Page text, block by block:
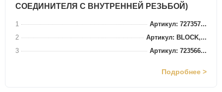
СОЕДИНИТЕЛЯ С ВНУТРЕННЕЙ РЕЗЬБОЙ)
1
Артикул: 727357...
2
Артикул: BLOCK,...
3
Артикул: 723566...
Подробнее >